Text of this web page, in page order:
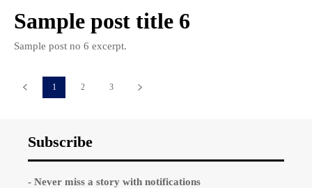
Sample post title 6
Sample post no 6 excerpt.
1 2 3
Subscribe
- Never miss a story with notifications